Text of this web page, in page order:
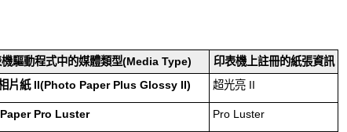
驅動程式中的媒體類型(Media Type) 印表機上註冊的紙張資訊
片紙 II(Photo Paper Plus Glossy II) 超光亮 II
Pro Luster Pro Luster